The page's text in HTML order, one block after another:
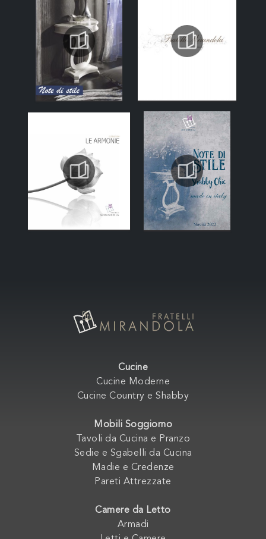
Cucine
Cucine Moderne
Cucine Country e Shabby
Mobili Soggiorno
Tavoli da Cucina e Pranzo
Sedie e Sgabelli da Cucina
Madie e Credenze
Pareti Attrezzate
Camere da Letto
Armadi